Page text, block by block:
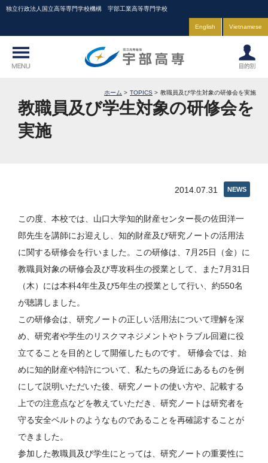
独立行政法人国立高等専門学校機構 宇部工業高等専門学校
English Vietnamese
ホーム TOPICS 教職員及び学生対象の研修会を実施
教職員及び学生対象の研修会を
実施
NEWS
2014.07.31
この度、本校では、山口大学知的財産センター長の佐田洋一
郎先生を講師にお迎えし、知的財産及び研究ノートの活用法
に関する研修会を行いました。この研修は、7月25日（金）に
教職員対象の研修会及び専攻科生の授業として、また7月31日
（木）には本科4年生及び5年生の授業として行い、約550名
が聴講しました。
この研修会は、研究ノートの正しい活用法について理解を深
め、研究者や学生のリスクマネジメントやトラブル回避に役
立てることを目的として開催したものです。 研修会では、始
めに知的財産や特許について、私たちの身近にあるものを例
にして説明いただいた後、研究ノートの使い方や、記載する
上での注意点などを教えていただき、研究ノートは研究者を
守る安全ベルトのようなものであることを再確認することが
できました。
参加した教職員及び学生にとっては、研究ノートの重要性に